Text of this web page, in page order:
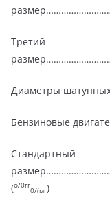
Диаметры
Бензиновые
Стандартный
(о/0гг
0/(мг)